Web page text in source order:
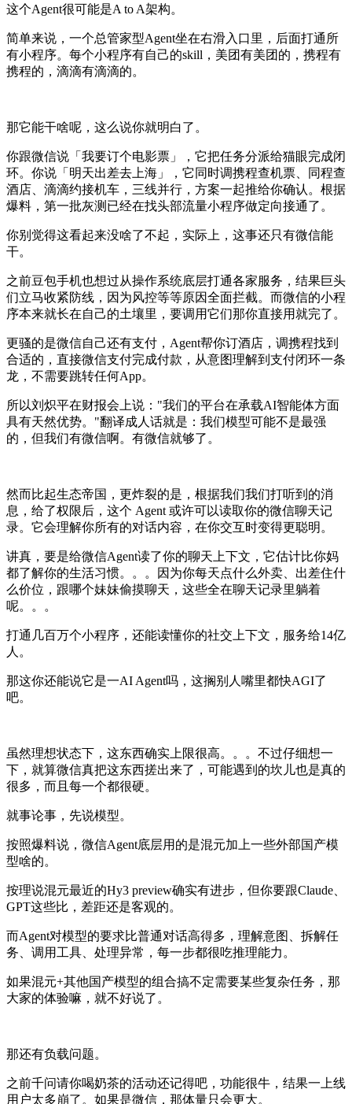
这个Agent很可能是A to A架构。
简单来说，一个总管家型Agent坐在右滑入口里，后面打通所
有小程序。每个小程序有自己的skill，美团有美团的，携程有
携程的，滴滴有滴滴的。
那它能干啥呢，这么说你就明白了。
你跟微信说「我要订个电影票」，它把任务分派给猫眼完成闭
环。你说「明天出差去上海」，它同时调携程查机票、同程查
酒店、滴滴约接机车，三线并行，方案一起推给你确认。根据
爆料，第一批灰测已经在找头部流量小程序做定向接通了。
你别觉得这看起来没啥了不起，实际上，这事还只有微信能
干。
之前豆包手机也想过从操作系统底层打通各家服务，结果巨头
们立马收紧防线，因为风控等等原因全面拦截。而微信的小程
序本来就长在自己的土壤里，要调用它们那你直接用就完了。
更骚的是微信自己还有支付，Agent帮你订酒店，调携程找到
合适的，直接微信支付完成付款，从意图理解到支付闭环一条
龙，不需要跳转任何App。
所以刘炽平在财报会上说："我们的平台在承载AI智能体方面
具有天然优势。"翻译成人话就是：我们模型可能不是最强
的，但我们有微信啊。有微信就够了。
然而比起生态帝国，更炸裂的是，根据我们我们打听到的消
息，给了权限后，这个 Agent 或许可以读取你的微信聊天记
录。它会理解你所有的对话内容，在你交互时变得更聪明。
讲真，要是给微信Agent读了你的聊天上下文，它估计比你妈
都了解你的生活习惯。。。因为你每天点什么外卖、出差住什
么价位，跟哪个妹妹偷摸聊天，这些全在聊天记录里躺着
呢。。。
打通几百万个小程序，还能读懂你的社交上下文，服务给14亿
人。
那这你还能说它是一AI Agent吗，这搁别人嘴里都快AGI了
吧。
虽然理想状态下，这东西确实上限很高。。。不过仔细想一
下，就算微信真把这东西搓出来了，可能遇到的坎儿也是真的
很多，而且每一个都很硬。
就事论事，先说模型。
按照爆料说，微信Agent底层用的是混元加上一些外部国产模
型啥的。
按理说混元最近的Hy3 preview确实有进步，但你要跟Claude、
GPT这些比，差距还是客观的。
而Agent对模型的要求比普通对话高得多，理解意图、拆解任
务、调用工具、处理异常，每一步都很吃推理能力。
如果混元+其他国产模型的组合搞不定需要某些复杂任务，那
大家的体验嘛，就不好说了。
那还有负载问题。
之前千问请你喝奶茶的活动还记得吧，功能很牛，结果一上线
用户太多崩了。如果是微信，那体量只会更大。